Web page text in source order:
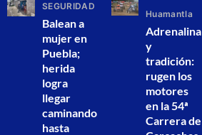
SEGURIDAD
Balean a
mujer en
Puebla;
herida
logra
llegar
caminando
hasta
Huamantla
Adrenalina
y
tradición:
rugen los
motores
en la 54ª
Carrera de